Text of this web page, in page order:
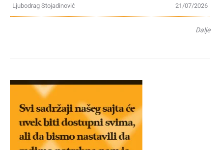
21/07/2026
Ljubodrag Stojadinović
Dalje